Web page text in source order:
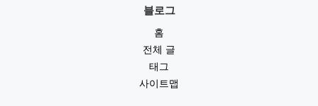
블로그
홈
전체 글
태그
사이트맵